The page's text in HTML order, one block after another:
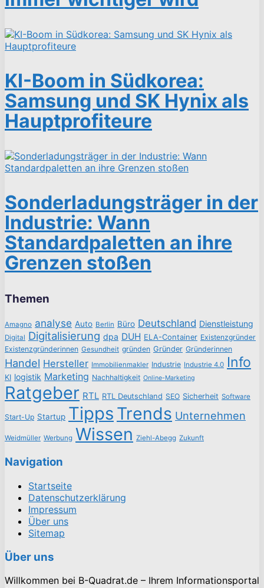
KI-Boom in Südkorea:
Samsung und SK Hynix als
Hauptprofiteure
Sonderladungsträger in der
Industrie: Wann
Standardpaletten an ihre
Grenzen stoßen
Themen
Amagno analyse Auto Berlin Büro Deutschland Dienstleistung
Digital Digitalisierung dpa DUH ELA-Container Existenzgründer
Existenzgründerinnen Gesundheit gründen Gründer Gründerinnen
Handel Hersteller Immobilienmakler Industrie Industrie 4.0 Info
KI logistik Marketing Nachhaltigkeit Online-Marketing
Ratgeber RTL RTL Deutschland SEO Sicherheit Software
Start-Up Startup Tipps Trends Unternehmen
Weidmüller Werbung Wissen Ziehl-Abegg Zukunft
Navigation
Startseite
Datenschutzerklärung
Impressum
Über uns
Sitemap
Über uns
Willkommen bei B-Quadrat.de – Ihrem Informationsportal